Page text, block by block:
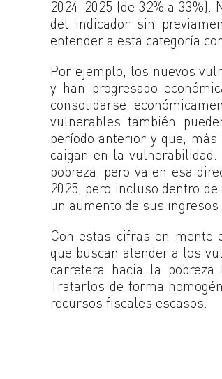
2024-2025 (de 32% a
del indicador sin
entender a esta categoría
Por ejemplo, los nuevos
y han progresado
consolidarse
vulnerables también
período anterior y que,
caigan en la
pobreza, pero va en esa
2025, pero incluso dentro
un aumento de sus
Con estas cifras en mente
que buscan atender a los
carretera hacia la
Tratarlos de forma
recursos fiscales escasos.